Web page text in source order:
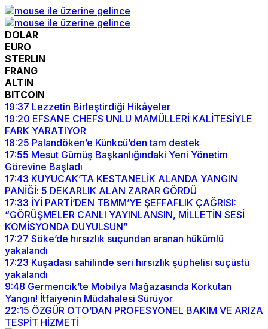
DOLAR
EURO
STERLIN
FRANG
ALTIN
BITCOIN
19:37 Lezzetin Birleştirdiği Hikâyeler
19:20 EFSANE CHEFS UNLU MAMÜLLERİ KALİTESİYLE
FARK YARATIYOR
18:25 Palandöken’e Künkcü’den tam destek
17:55 Mesut Gümüş Başkanlığındaki Yeni Yönetim
Görevine Başladı
17:43 KUYUCAK’TA KESTANELİK ALANDA YANGIN
PANİĞİ: 5 DEKARLIK ALAN ZARAR GÖRDÜ
17:33 İYİ PARTİ’DEN TBMM’YE ŞEFFAFLIK ÇAĞRISI:
“GÖRÜŞMELER CANLI YAYINLANSIN, MİLLETİN SESİ
KOMİSYONDA DUYULSUN”
17:27 Söke’de hırsızlık suçundan aranan hükümlü
yakalandı
17:23 Kuşadası sahilinde seri hırsızlık şüphelisi suçüstü
yakalandı
9:48 Germencik’te Mobilya Mağazasında Korkutan
Yangın! İtfaiyenin Müdahalesi Sürüyor
22:15 ÖZGÜR OTO’DAN PROFESYONEL BAKIM VE ARIZA
TESPİT HİZMETİ